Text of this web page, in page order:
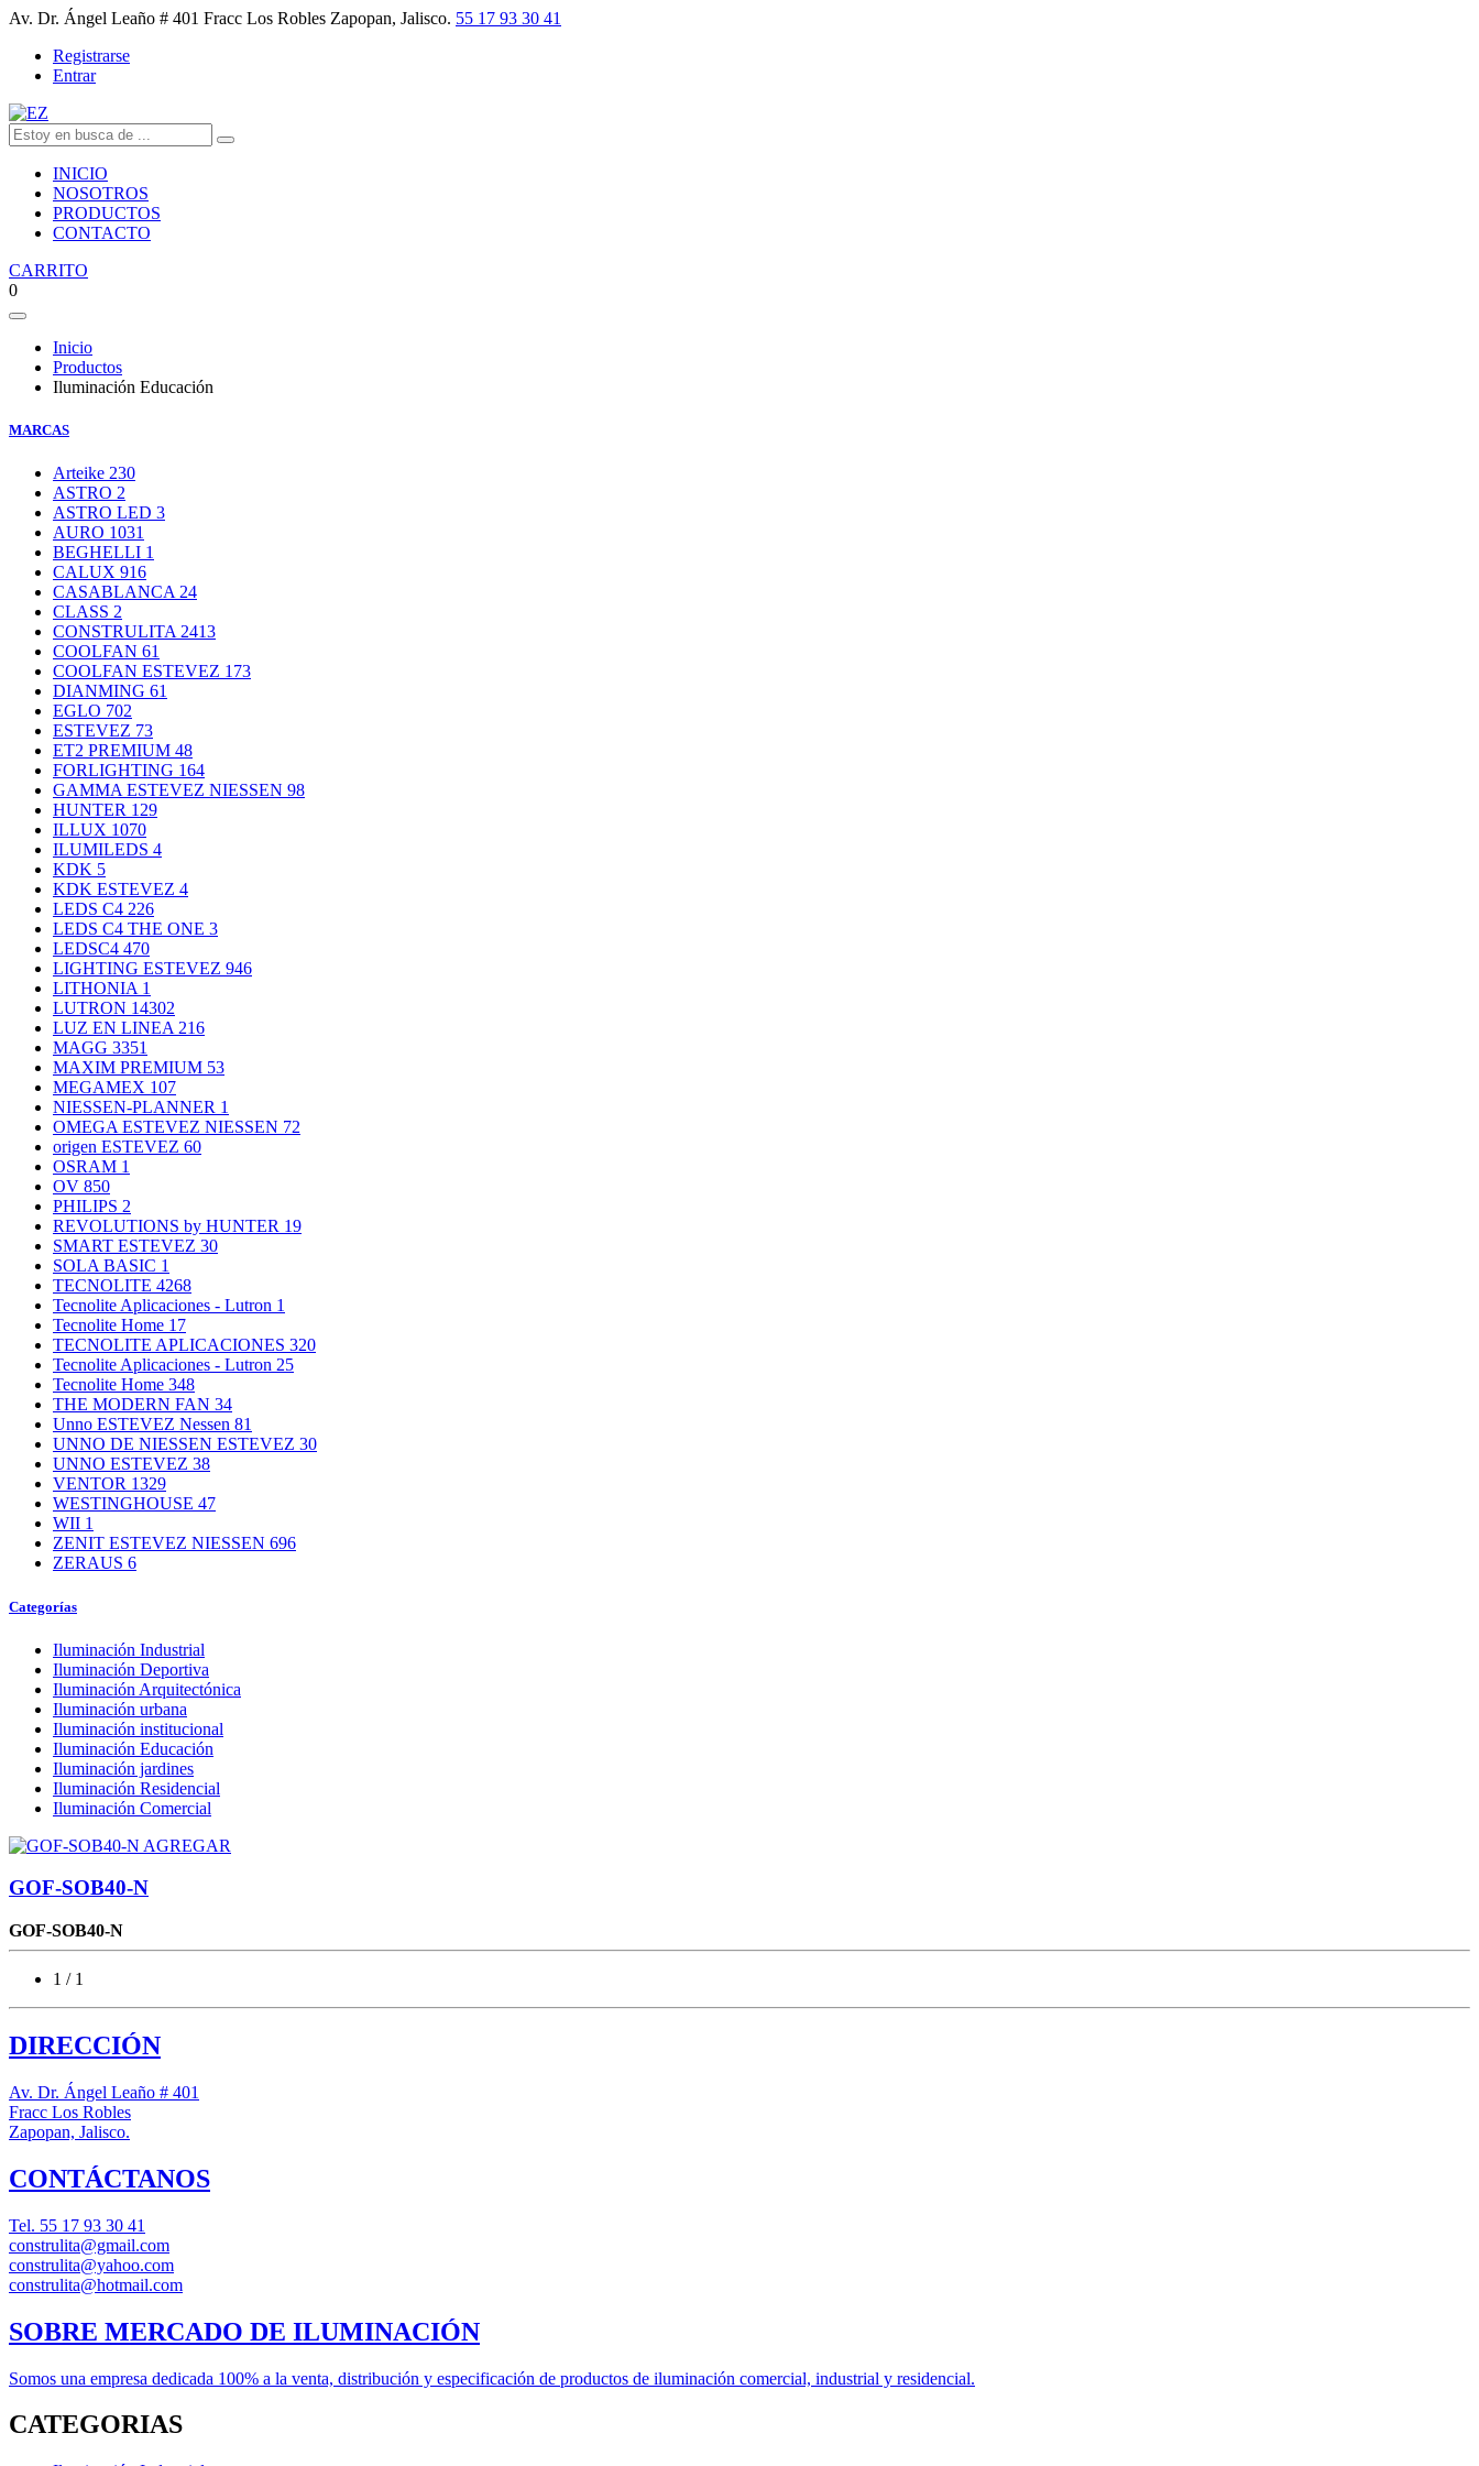
Av. Dr. Ángel Leaño # 401 Fracc Los Robles Zapopan, Jalisco. 55 17 93 30 41
Registrarse
Entrar
INICIO
NOSOTROS
PRODUCTOS
CONTACTO
CARRITO
0
Inicio
Productos
Iluminación Educación
MARCAS
Arteike 230
ASTRO 2
ASTRO LED 3
AURO 1031
BEGHELLI 1
CALUX 916
CASABLANCA 24
CLASS 2
CONSTRULITA 2413
COOLFAN 61
COOLFAN ESTEVEZ 173
DIANMING 61
EGLO 702
ESTEVEZ 73
ET2 PREMIUM 48
FORLIGHTING 164
GAMMA ESTEVEZ NIESSEN 98
HUNTER 129
ILLUX 1070
ILUMILEDS 4
KDK 5
KDK ESTEVEZ 4
LEDS C4 226
LEDS C4 THE ONE 3
LEDSC4 470
LIGHTING ESTEVEZ 946
LITHONIA 1
LUTRON 14302
LUZ EN LINEA 216
MAGG 3351
MAXIM PREMIUM 53
MEGAMEX 107
NIESSEN-PLANNER 1
OMEGA ESTEVEZ NIESSEN 72
origen ESTEVEZ 60
OSRAM 1
OV 850
PHILIPS 2
REVOLUTIONS by HUNTER 19
SMART ESTEVEZ 30
SOLA BASIC 1
TECNOLITE 4268
Tecnolite Aplicaciones - Lutron 1
Tecnolite Home 17
TECNOLITE APLICACIONES 320
Tecnolite Aplicaciones - Lutron 25
Tecnolite Home 348
THE MODERN FAN 34
Unno ESTEVEZ Nessen 81
UNNO DE NIESSEN ESTEVEZ 30
UNNO ESTEVEZ 38
VENTOR 1329
WESTINGHOUSE 47
WII 1
ZENIT ESTEVEZ NIESSEN 696
ZERAUS 6
Categorías
Iluminación Industrial
Iluminación Deportiva
Iluminación Arquitectónica
Iluminación urbana
Iluminación institucional
Iluminación Educación
Iluminación jardines
Iluminación Residencial
Iluminación Comercial
AGREGAR
GOF-SOB40-N
GOF-SOB40-N
1 / 1
DIRECCIÓN
Av. Dr. Ángel Leaño # 401
Fracc Los Robles
Zapopan, Jalisco.
CONTÁCTANOS
Tel. 55 17 93 30 41
construlita@gmail.com
construlita@yahoo.com
construlita@hotmail.com
SOBRE MERCADO DE ILUMINACIÓN
Somos una empresa dedicada 100% a la venta, distribución y especificación de productos de iluminación comercial, industrial y residencial.
CATEGORIAS